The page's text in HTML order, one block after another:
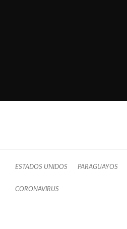
ESTADOS UNIDOS PARAGUAYOS
CORONAVIRUS